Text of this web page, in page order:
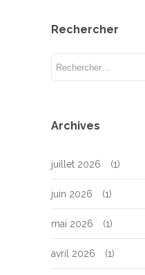
Rechercher
Archives
juillet 2026 (1)
juin 2026 (1)
mai 2026 (1)
avril 2026 (1)